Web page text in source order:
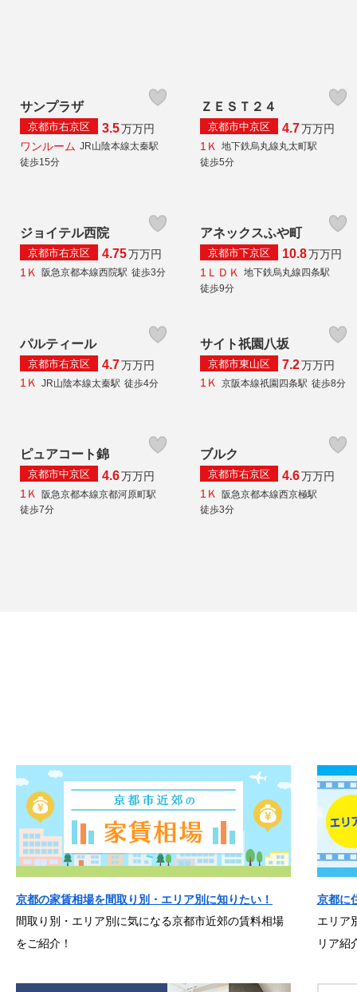
サンプラザ
京都市右京区 3.5万万円
ワンルーム JR山陰本線太秦駅
徒歩15分
ＺＥＳＴ２４
京都市中京区 4.7万万円
1Ｋ
地下鉄烏丸線丸太町駅
徒歩5分
ジョイテル西院
京都市右京区 4.75万万円
1Ｋ
阪急京都本線西院駅 徒歩3分
アネックスふや町
京都市下京区 10.8万万円
1ＬＤＫ
地下鉄烏丸線四条駅
徒歩9分
パルティール
京都市右京区 4.7万万円
1Ｋ JR山陰本線太秦駅 徒歩4分
サイト祇園八坂
京都市東山区 7.2万万円
1Ｋ 京阪本線祇園四条駅 徒歩8分
ピュアコート錦
京都市中京区 4.6万万円
1Ｋ
阪急京都本線京都河原町駅
徒歩7分
ブルク
京都市右京区 4.6万万円
1Ｋ
阪急京都本線西京極駅
徒歩3分
京都の家賃相場を間取り別・エリア別に知りたい！
間取り別・エリア別に気になる京都市近郊の賃料相場
をご紹介！
京都に
エリア
リア紹